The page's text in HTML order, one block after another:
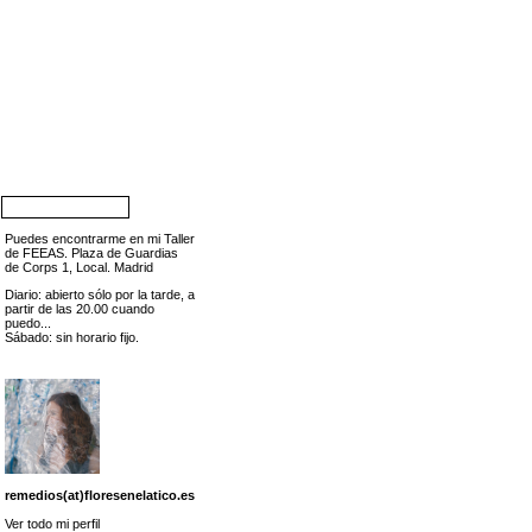
Puedes encontrarme en mi Taller
de FEEAS. Plaza de Guardias
de Corps 1, Local. Madrid
Diario: abierto sólo por la tarde, a
partir de las 20.00 cuando
puedo...
Sábado: sin horario fijo.
remedios(at)floresenelatico.es
Ver todo mi perfil